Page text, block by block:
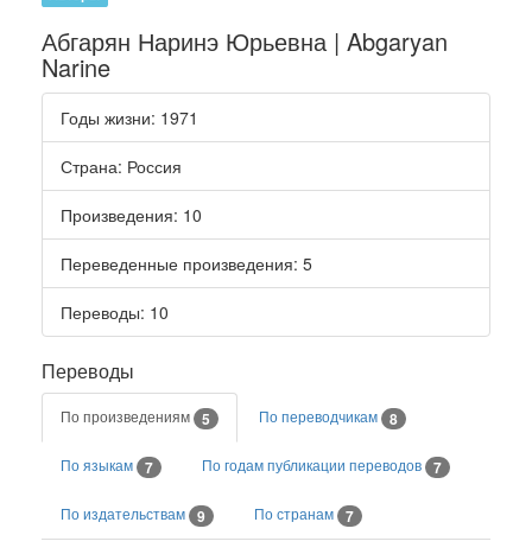
Абгарян Наринэ Юрьевна | Abgaryan
Narine
Годы жизни: 1971
Страна: Россия
Произведения: 10
Переведенные произведения: 5
Переводы: 10
Переводы
По произведениям 5 По переводчикам 8
По языкам 7 По годам публикации переводов 7
По издательствам 9 По странам 7